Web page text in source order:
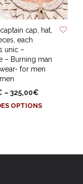
la
page
du
cap, hat,
each
unic –
– Burning man
for men
– 325,00€
OPTIONSCe